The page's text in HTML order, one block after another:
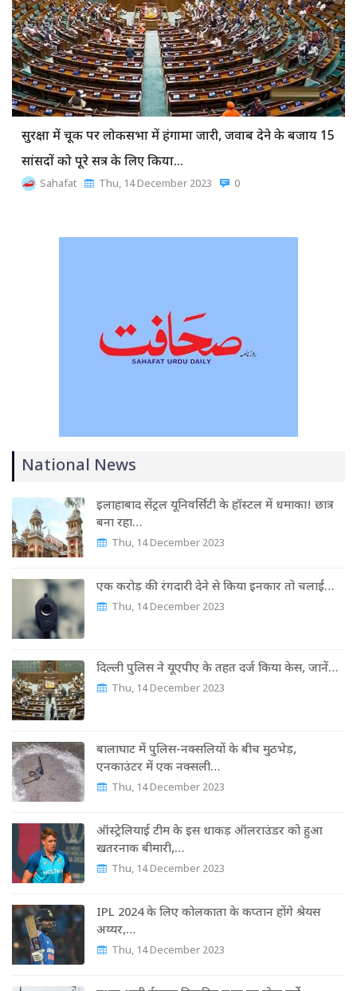
सुरक्षा में चूक पर लोकसभा में हंगामा जारी, जवाब देने के बजाय 15
सांसदों को पूरे सत्र के लिए किया…
Sahafat Thu, 14 December 2023 0
National News
इलाहाबाद सेंट्रल यूनिवर्सिटी के हॉस्टल में धमाका! छात्र
बना रहा…
Thu, 14 December 2023
एक करोड़ की रंगदारी देने से किया इनकार तो चलाई…
Thu, 14 December 2023
दिल्ली पुलिस ने यूएपीए के तहत दर्ज किया केस, जानें…
Thu, 14 December 2023
बालाघाट में पुलिस-नक्सलियों के बीच मुठभेड़,
एनकाउंटर में एक नक्सली…
Thu, 14 December 2023
ऑस्ट्रेल‍ियाई टीम के इस धाकड़ ऑलराउंडर को हुआ
खतरनाक बीमारी,…
Thu, 14 December 2023
IPL 2024 के लिए कोलकाता के कप्तान होंगे श्रेयस
अय्यर,…
Thu, 14 December 2023